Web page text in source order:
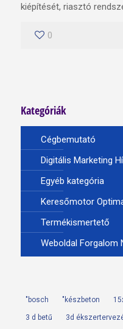
kiépítését, riasztó
0
Kategóriák
Cégbemutató
Digitális Marketing
Egyéb kategória
Keresőmotor
Termékismertető
Weboldal Forgalom
"bosch "készbeton
3 d betű 3d